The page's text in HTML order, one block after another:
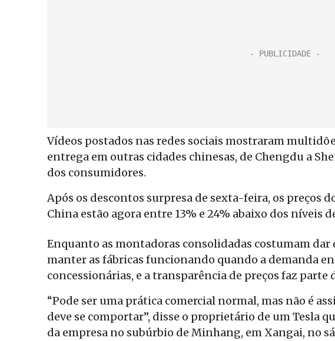
Vídeos postados nas redes sociais mostraram
entrega em outras cidades chinesas, de Chengdu a
dos consumidores.
Após os descontos surpresa de sexta-feira, os preços
China estão agora entre 13% e 24% abaixo dos níveis
Enquanto as montadoras consolidadas costumam dar
manter as fábricas funcionando quando a demanda
concessionárias, e a transparência de preços faz parte
“Pode ser uma prática comercial normal, mas não é
deve se comportar”, disse o proprietário de um Tesla
da empresa no subúrbio de Minhang, em Xangai, no